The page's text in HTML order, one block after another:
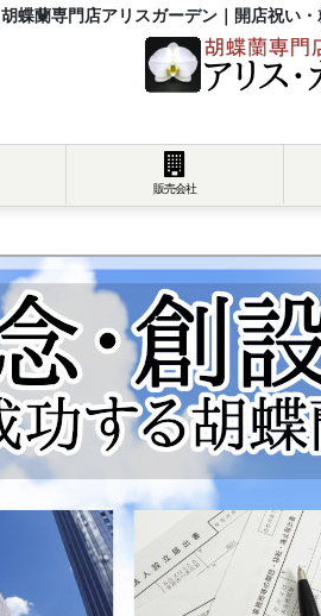
胡蝶蘭専門店アリスガーデン｜開店祝い
販売会社